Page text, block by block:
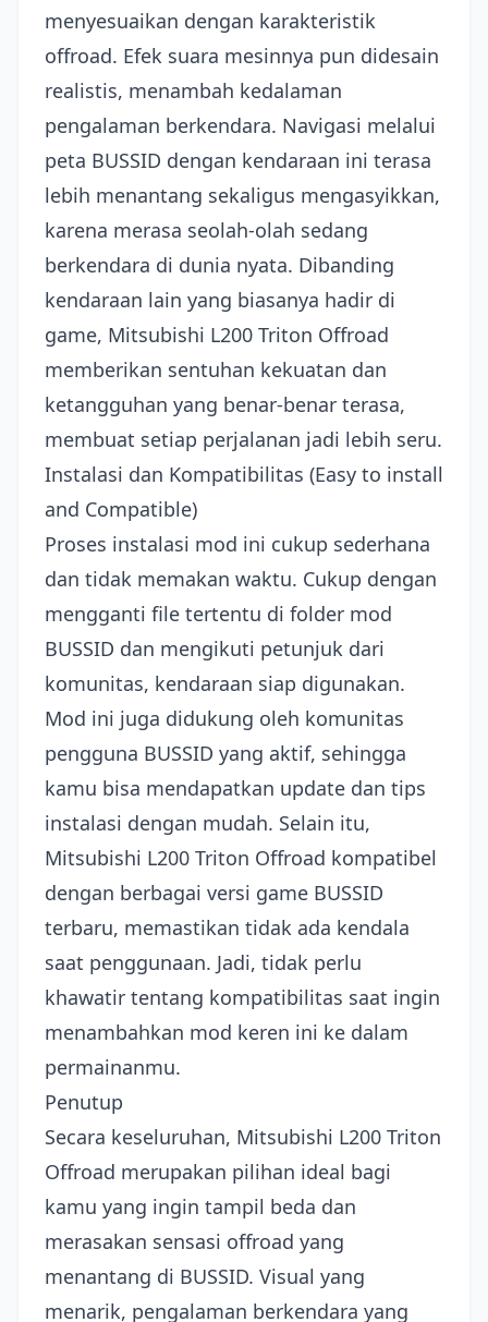
menyesuaikan dengan karakteristik
offroad. Efek suara mesinnya pun didesain
realistis, menambah kedalaman
pengalaman berkendara. Navigasi melalui
peta BUSSID dengan kendaraan ini terasa
lebih menantang sekaligus mengasyikkan,
karena merasa seolah-olah sedang
berkendara di dunia nyata. Dibanding
kendaraan lain yang biasanya hadir di
game, Mitsubishi L200 Triton Offroad
memberikan sentuhan kekuatan dan
ketangguhan yang benar-benar terasa,
membuat setiap perjalanan jadi lebih seru.
Instalasi dan Kompatibilitas (Easy to install
and Compatible)
Proses instalasi mod ini cukup sederhana
dan tidak memakan waktu. Cukup dengan
mengganti file tertentu di folder mod
BUSSID dan mengikuti petunjuk dari
komunitas, kendaraan siap digunakan.
Mod ini juga didukung oleh komunitas
pengguna BUSSID yang aktif, sehingga
kamu bisa mendapatkan update dan tips
instalasi dengan mudah. Selain itu,
Mitsubishi L200 Triton Offroad kompatibel
dengan berbagai versi game BUSSID
terbaru, memastikan tidak ada kendala
saat penggunaan. Jadi, tidak perlu
khawatir tentang kompatibilitas saat ingin
menambahkan mod keren ini ke dalam
permainanmu.
Penutup
Secara keseluruhan, Mitsubishi L200 Triton
Offroad merupakan pilihan ideal bagi
kamu yang ingin tampil beda dan
merasakan sensasi offroad yang
menantang di BUSSID. Visual yang
menarik, pengalaman berkendara yang